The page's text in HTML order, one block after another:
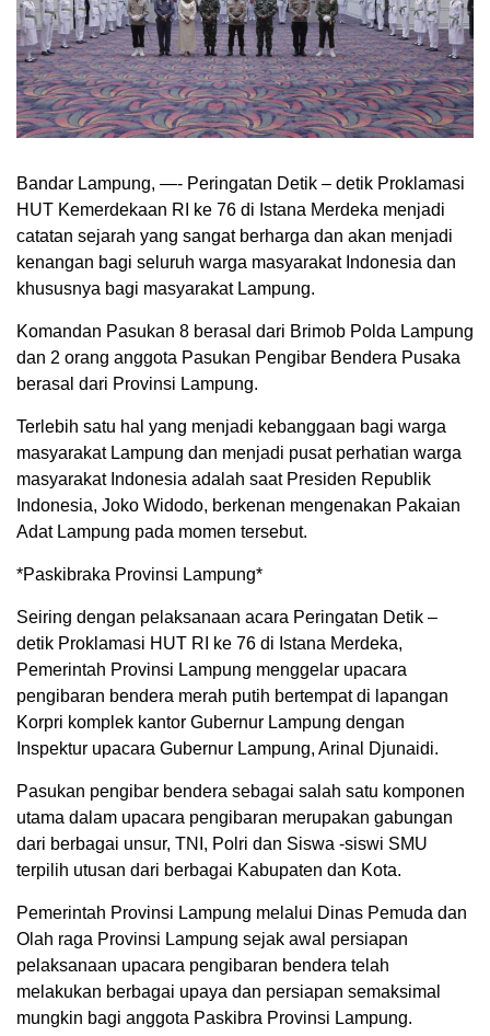
Bandar Lampung, —- Peringatan Detik – detik Proklamasi
HUT Kemerdekaan RI ke 76 di Istana Merdeka menjadi
catatan sejarah yang sangat berharga dan akan menjadi
kenangan bagi seluruh warga masyarakat Indonesia dan
khususnya bagi masyarakat Lampung.
Komandan Pasukan 8 berasal dari Brimob Polda Lampung
dan 2 orang anggota Pasukan Pengibar Bendera Pusaka
berasal dari Provinsi Lampung.
Terlebih satu hal yang menjadi kebanggaan bagi warga
masyarakat Lampung dan menjadi pusat perhatian warga
masyarakat Indonesia adalah saat Presiden Republik
Indonesia, Joko Widodo, berkenan mengenakan Pakaian
Adat Lampung pada momen tersebut.
*Paskibraka Provinsi Lampung*
Seiring dengan pelaksanaan acara Peringatan Detik –
detik Proklamasi HUT RI ke 76 di Istana Merdeka,
Pemerintah Provinsi Lampung menggelar upacara
pengibaran bendera merah putih bertempat di lapangan
Korpri komplek kantor Gubernur Lampung dengan
Inspektur upacara Gubernur Lampung, Arinal Djunaidi.
Pasukan pengibar bendera sebagai salah satu komponen
utama dalam upacara pengibaran merupakan gabungan
dari berbagai unsur, TNI, Polri dan Siswa -siswi SMU
terpilih utusan dari berbagai Kabupaten dan Kota.
Pemerintah Provinsi Lampung melalui Dinas Pemuda dan
Olah raga Provinsi Lampung sejak awal persiapan
pelaksanaan upacara pengibaran bendera telah
melakukan berbagai upaya dan persiapan semaksimal
mungkin bagi anggota Paskibra Provinsi Lampung.